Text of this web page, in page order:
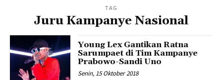
TAG
Juru Kampanye Nasional
Young Lex Gantikan Ratna
Sarumpaet di Tim Kampanye
Prabowo-Sandi Uno
Senin, 15 Oktober 2018